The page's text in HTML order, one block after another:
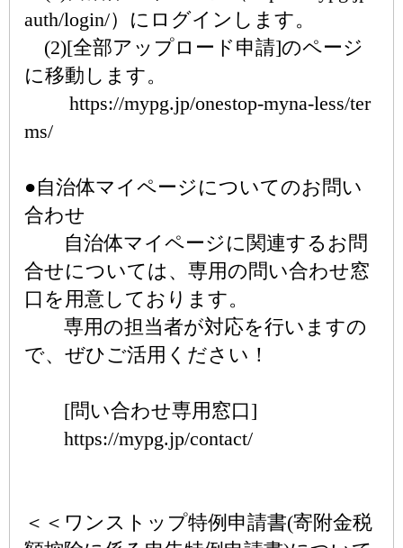
auth/login/）にログインします。
(2)[全部アップロード申請]のページ
に移動します。
https://mypg.jp/onestop-myna-less/ter
ms/
●自治体マイページについてのお問い
合わせ
自治体マイページに関連するお問
合せについては、専用の問い合わせ窓
口を用意しております。
専用の担当者が対応を行いますの
で、ぜひご活用ください！
[問い合わせ専用窓口]
https://mypg.jp/contact/
＜＜ワンストップ特例申請書(寄附金税